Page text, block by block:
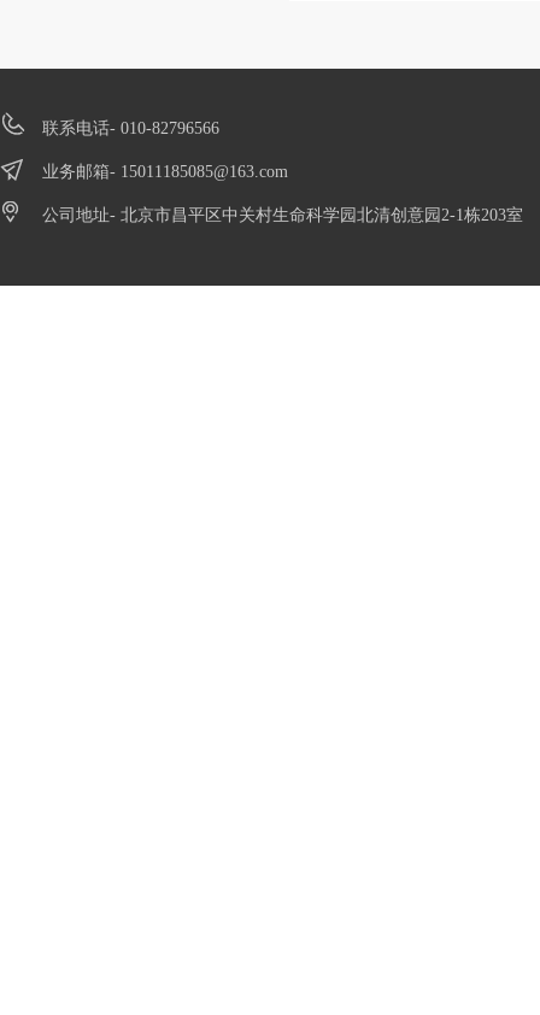
联系电话- 010-82796566
业务邮箱- 15011185085@163.com
公司地址- 北京市昌平区中关村生命科学园北清创意园2-1栋203室